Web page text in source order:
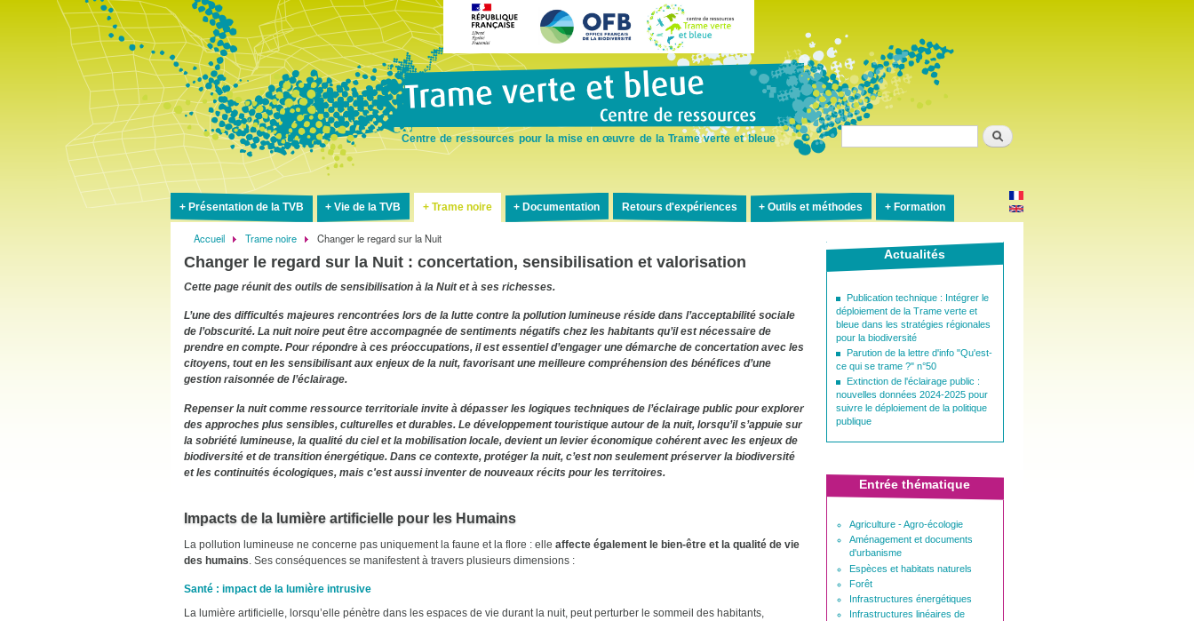
au
contenu
Centre de ressources pour la mise en œuvre de la Trame verte et bleue
Présentation de la TVB Vie de la TVB Trame noire Documentation Retours d'expériences Outils et méthodes Formation
Fil
d'Ariane
Accueil Trame noire Changer le regard sur la Nuit
Changer le regard sur la Nuit : concertation, sensibilisation et valorisation
Cette page réunit des outils de sensibilisation à la Nuit et à ses richesses.
L’une des difficultés majeures rencontrées lors de la lutte contre la pollution lumineuse réside dans l’acceptabilité sociale
de l’obscurité. La nuit noire peut être accompagnée de sentiments négatifs chez les habitants qu’il est nécessaire de
prendre en compte. Pour répondre à ces préoccupations, il est essentiel d’engager une démarche de concertation avec les
citoyens, tout en les sensibilisant aux enjeux de la nuit, favorisant une meilleure compréhension des bénéfices d’une
gestion raisonnée de l’éclairage.
Repenser la nuit comme ressource territoriale invite à dépasser les logiques techniques de l’éclairage public pour explorer
des approches plus sensibles, culturelles et durables. Le développement touristique autour de la nuit, lorsqu’il s’appuie sur
la sobriété lumineuse, la qualité du ciel et la mobilisation locale, devient un levier économique cohérent avec les enjeux de
biodiversité et de transition énergétique. Dans ce contexte, protéger la nuit, c’est non seulement préserver la biodiversité
et les continuités écologiques, mais c'est aussi inventer de nouveaux récits pour les territoires.
Impacts de la lumière artificielle pour les Humains
La pollution lumineuse ne concerne pas uniquement la faune et la flore : elle affecte également le bien-être et la qualité de vie
des humains. Ses conséquences se manifestent à travers plusieurs dimensions :
Santé : impact de la lumière intrusive
La lumière artificielle, lorsqu’elle pénètre dans les espaces de vie durant la nuit, peut perturber le sommeil des habitants,
Actualités
Publication technique : Intégrer le
déploiement de la Trame verte et
bleue dans les stratégies régionales
pour la biodiversité
Parution de la lettre d'info "Qu'est-
ce qui se trame ?" n°50
Extinction de l'éclairage public :
nouvelles données 2024-2025 pour
suivre le déploiement de la politique
publique
Entrée thématique
Agriculture - Agro-écologie
Aménagement et documents
d'urbanisme
Espèces et habitats naturels
Forêt
Infrastructures énergétiques
Infrastructures linéaires de